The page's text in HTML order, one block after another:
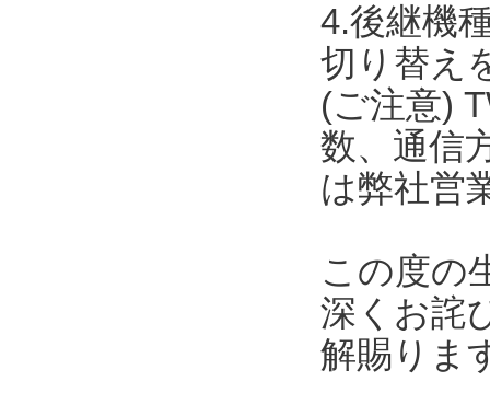
4.後継機
切り替え
(ご注意)
数、通信
は弊社営
この度の
深くお詫
解賜りま